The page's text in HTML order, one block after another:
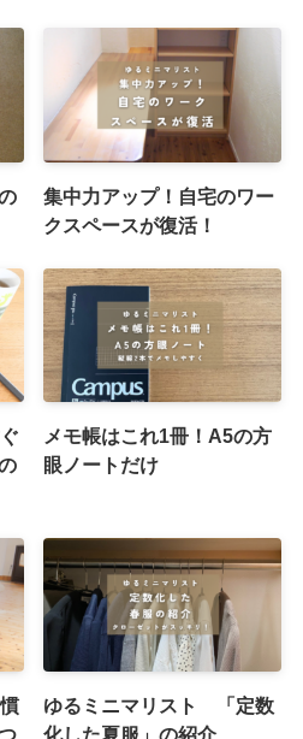
集中力アップ！自宅のワー
クスペースが復活！
メモ帳はこれ1冊！A5の方
眼ノートだけ
ゆるミニマリスト 「定数
化した夏服」の紹介